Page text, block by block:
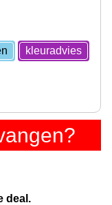
kleuradvies
deal.